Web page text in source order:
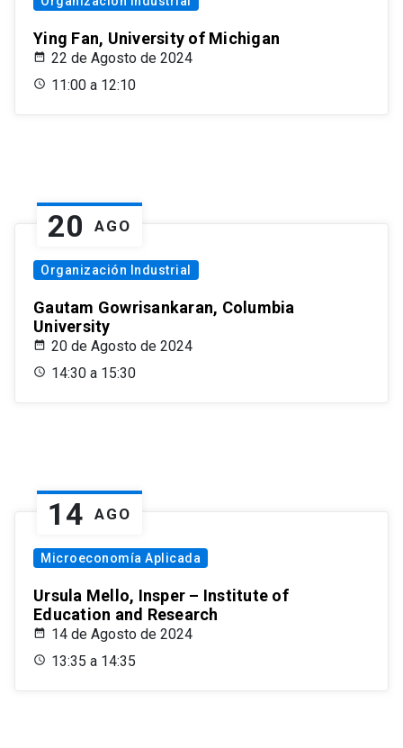
Ying Fan, University of Michigan
22 de Agosto de 2024
11:00 a 12:10
20 AGO
Organización Industrial
Gautam Gowrisankaran, Columbia
University
20 de Agosto de 2024
14:30 a 15:30
14 AGO
Microeconomía Aplicada
Ursula Mello, Insper – Institute of
Education and Research
14 de Agosto de 2024
13:35 a 14:35